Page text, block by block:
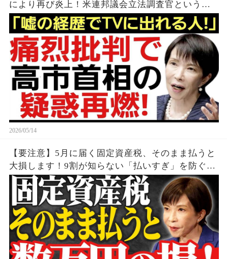
により再び炎上！米連邦議会立法調査官という実
在しない職業…
2026/05/14
【要注意】5月に届く固定資産税、そのまま払うと
大損します！9割が知らない「払いすぎ」を防ぐ通
知書の罠